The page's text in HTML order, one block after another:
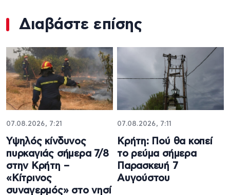
Διαβάστε επίσης
07.08.2026, 7:21
Υψηλός κίνδυνος
πυρκαγιάς σήμερα 7/8
στην Κρήτη –
«Κίτρινος
συναγερμός» στο νησί
07.08.2026, 7:11
Κρήτη: Πού θα κοπεί
το ρεύμα σήμερα
Παρασκευή 7
Αυγούστου